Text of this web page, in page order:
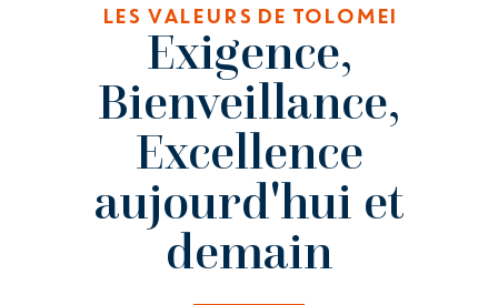
LES VALEURS DE TOLOMEI
Exigence,
Bienveillance,
Excellence
aujourd'hui et
demain